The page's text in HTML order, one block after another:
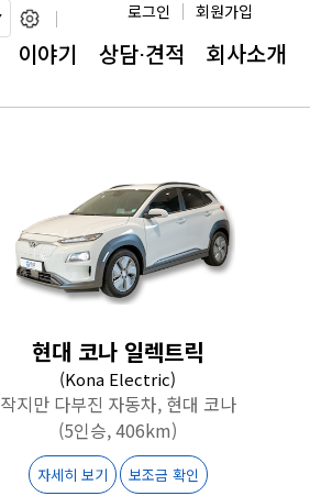
로그인 회원가입
이야기 상담⋅견적 회사소개
현대 코나 일렉트릭
(Kona Electric)
작지만 다부진 자동차, 현대 코나
(5인승, 406km)
자세히 보기 보조금 확인